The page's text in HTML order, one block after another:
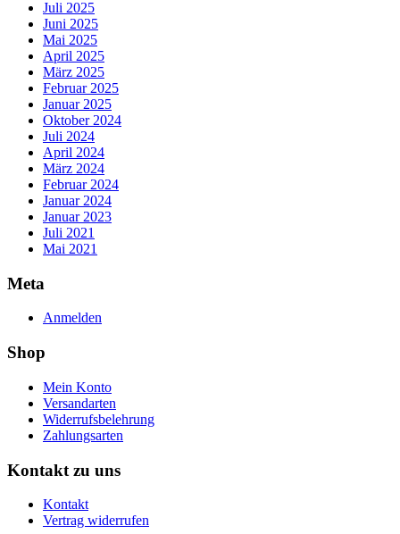
Juli 2025
Juni 2025
Mai 2025
April 2025
März 2025
Februar 2025
Januar 2025
Oktober 2024
Juli 2024
April 2024
März 2024
Februar 2024
Januar 2024
Januar 2023
Juli 2021
Mai 2021
Meta
Anmelden
Shop
Mein Konto
Versandarten
Widerrufsbelehrung
Zahlungsarten
Kontakt zu uns
Kontakt
Vertrag widerrufen